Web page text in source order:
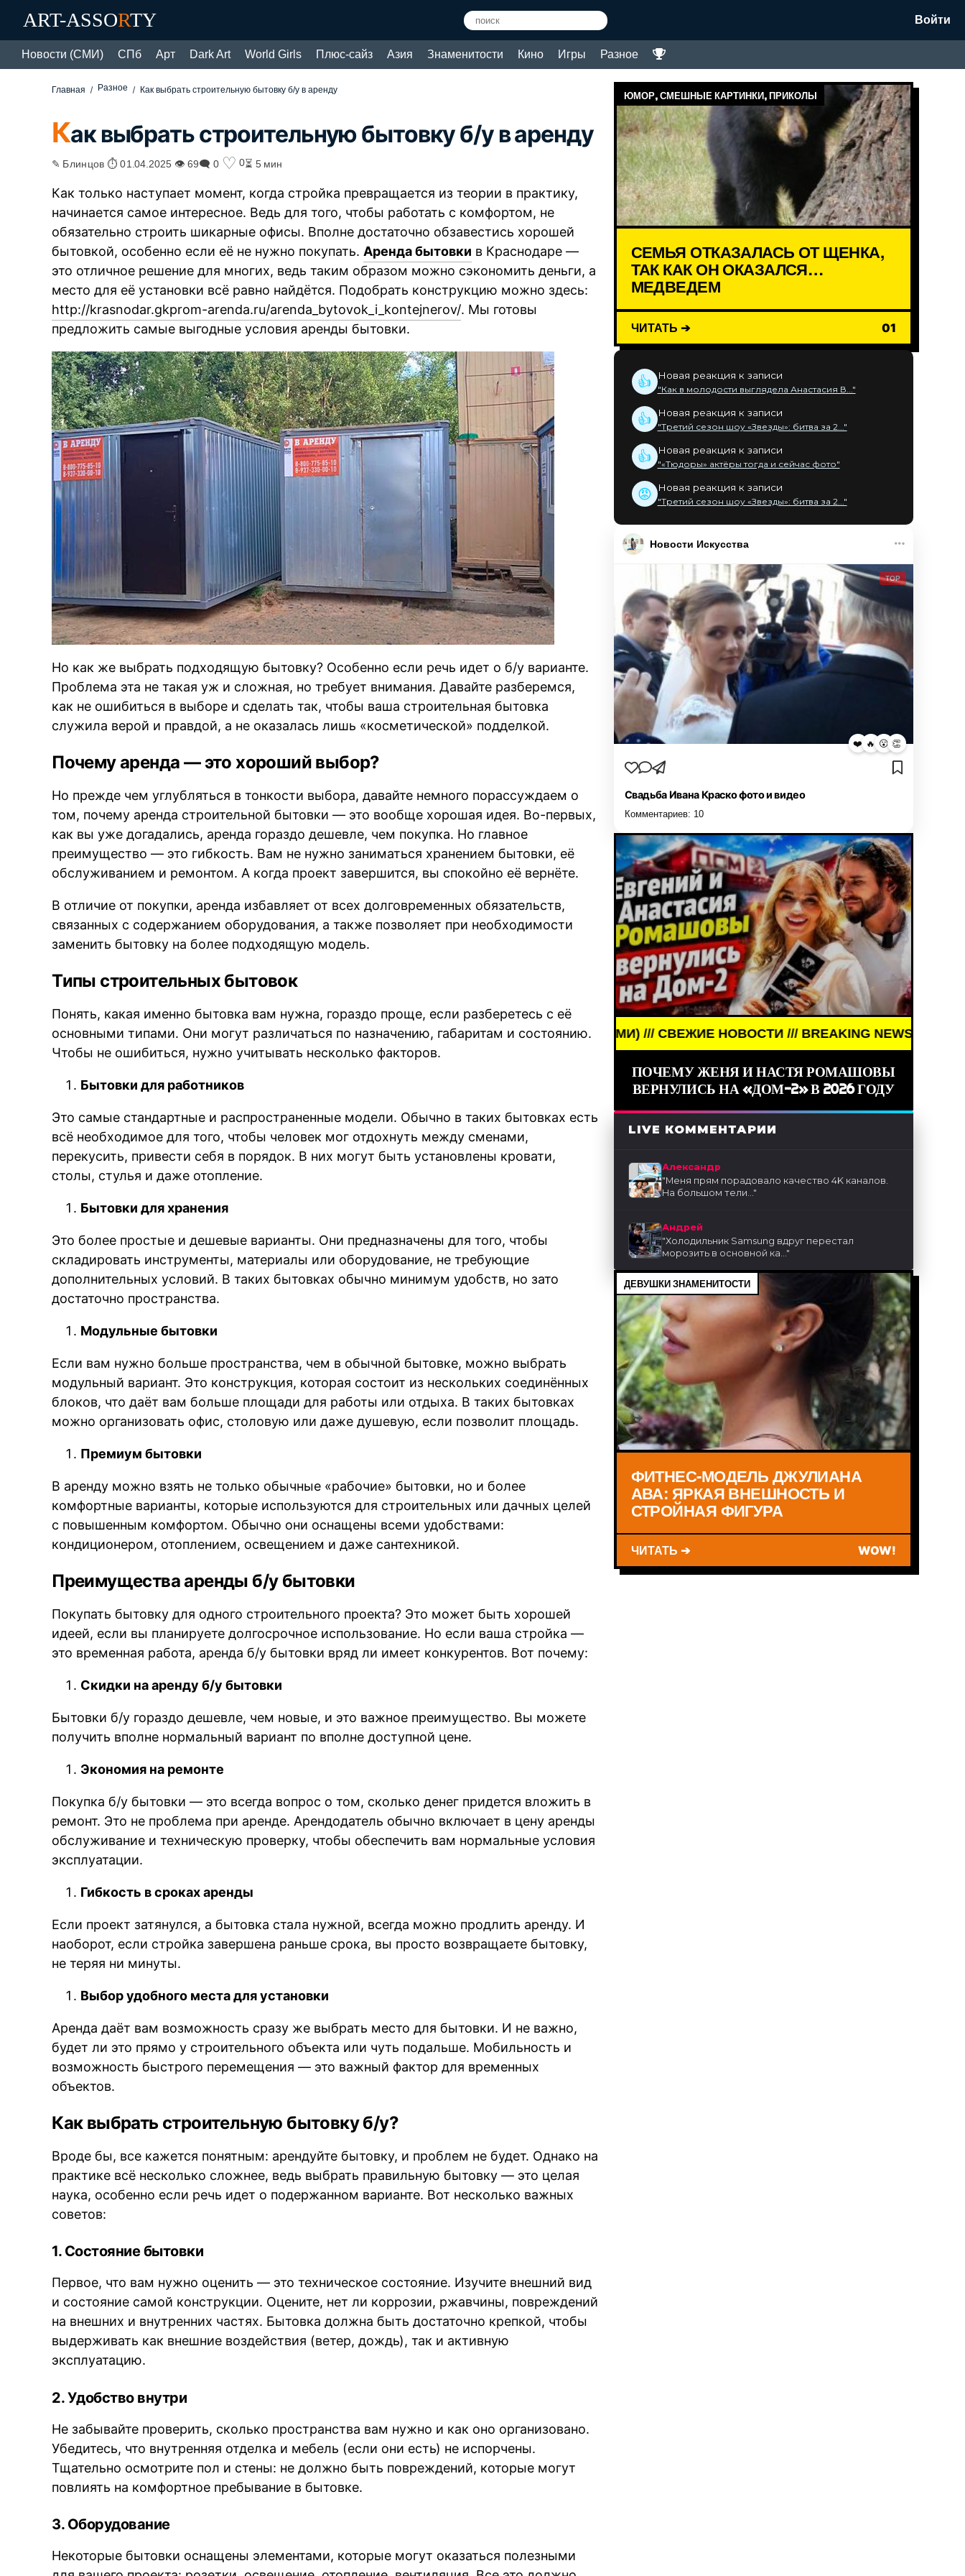
ART-ASSORTY Войти
Новости (СМИ) СПб Арт Dark Art World Girls Плюс-сайз Азия Знаменитости Кино Игры Разное
Главная Разное Как выбрать строительную бытовку б/у в аренду
Как выбрать строительную бытовку б/у в аренду
✎ Блинцов ⏱ 01.04.2025 👁 69🗨 0 ♡ 0⏳ 5 мин
Как только наступает момент, когда стройка превращается из теории в практику,
начинается самое интересное. Ведь для того, чтобы работать с комфортом, не
обязательно строить шикарные офисы. Вполне достаточно обзавестись хорошей
бытовкой, особенно если её не нужно покупать. Аренда бытовки в Краснодаре —
это отличное решение для многих, ведь таким образом можно сэкономить деньги, а
место для её установки всё равно найдётся. Подобрать конструкцию можно здесь:
http://krasnodar.gkprom-arenda.ru/arenda_bytovok_i_kontejnerov/. Мы готовы
предложить самые выгодные условия аренды бытовки.
Но как же выбрать подходящую бытовку? Особенно если речь идет о б/у варианте.
Проблема эта не такая уж и сложная, но требует внимания. Давайте разберемся,
как не ошибиться в выборе и сделать так, чтобы ваша строительная бытовка
служила верой и правдой, а не оказалась лишь «косметической» подделкой.
Почему аренда — это хороший выбор?
Но прежде чем углубляться в тонкости выбора, давайте немного порассуждаем о
том, почему аренда строительной бытовки — это вообще хорошая идея. Во-первых,
как вы уже догадались, аренда гораздо дешевле, чем покупка. Но главное
преимущество — это гибкость. Вам не нужно заниматься хранением бытовки, её
обслуживанием и ремонтом. А когда проект завершится, вы спокойно её вернёте.
В отличие от покупки, аренда избавляет от всех долговременных обязательств,
связанных с содержанием оборудования, а также позволяет при необходимости
заменить бытовку на более подходящую модель.
Типы строительных бытовок
Понять, какая именно бытовка вам нужна, гораздо проще, если разберетесь с её
основными типами. Они могут различаться по назначению, габаритам и состоянию.
Чтобы не ошибиться, нужно учитывать несколько факторов.
Бытовки для работников
Это самые стандартные и распространенные модели. Обычно в таких бытовках есть
всё необходимое для того, чтобы человек мог отдохнуть между сменами,
перекусить, привести себя в порядок. В них могут быть установлены кровати,
столы, стулья и даже отопление.
Бытовки для хранения
Это более простые и дешевые варианты. Они предназначены для того, чтобы
складировать инструменты, материалы или оборудование, не требующие
дополнительных условий. В таких бытовках обычно минимум удобств, но зато
достаточно пространства.
Модульные бытовки
Если вам нужно больше пространства, чем в обычной бытовке, можно выбрать
модульный вариант. Это конструкция, которая состоит из нескольких соединённых
блоков, что даёт вам больше площади для работы или отдыха. В таких бытовках
можно организовать офис, столовую или даже душевую, если позволит площадь.
Премиум бытовки
В аренду можно взять не только обычные «рабочие» бытовки, но и более
комфортные варианты, которые используются для строительных или дачных целей
с повышенным комфортом. Обычно они оснащены всеми удобствами:
кондиционером, отоплением, освещением и даже сантехникой.
Преимущества аренды б/у бытовки
Покупать бытовку для одного строительного проекта? Это может быть хорошей
идеей, если вы планируете долгосрочное использование. Но если ваша стройка —
это временная работа, аренда б/у бытовки вряд ли имеет конкурентов. Вот почему:
Скидки на аренду б/у бытовки
Бытовки б/у гораздо дешевле, чем новые, и это важное преимущество. Вы можете
получить вполне нормальный вариант по вполне доступной цене.
Экономия на ремонте
Покупка б/у бытовки — это всегда вопрос о том, сколько денег придется вложить в
ремонт. Это не проблема при аренде. Арендодатель обычно включает в цену аренды
обслуживание и техническую проверку, чтобы обеспечить вам нормальные условия
эксплуатации.
Гибкость в сроках аренды
Если проект затянулся, а бытовка стала нужной, всегда можно продлить аренду. И
наоборот, если стройка завершена раньше срока, вы просто возвращаете бытовку,
не теряя ни минуты.
Выбор удобного места для установки
Аренда даёт вам возможность сразу же выбрать место для бытовки. И не важно,
будет ли это прямо у строительного объекта или чуть подальше. Мобильность и
возможность быстрого перемещения — это важный фактор для временных
объектов.
Как выбрать строительную бытовку б/у?
Вроде бы, все кажется понятным: арендуйте бытовку, и проблем не будет. Однако на
практике всё несколько сложнее, ведь выбрать правильную бытовку — это целая
наука, особенно если речь идет о подержанном варианте. Вот несколько важных
советов:
1. Состояние бытовки
Первое, что вам нужно оценить — это техническое состояние. Изучите внешний вид
и состояние самой конструкции. Оцените, нет ли коррозии, ржавчины, повреждений
на внешних и внутренних частях. Бытовка должна быть достаточно крепкой, чтобы
выдерживать как внешние воздействия (ветер, дождь), так и активную
эксплуатацию.
2. Удобство внутри
Не забывайте проверить, сколько пространства вам нужно и как оно организовано.
Убедитесь, что внутренняя отделка и мебель (если они есть) не испорчены.
Тщательно осмотрите пол и стены: не должно быть повреждений, которые могут
повлиять на комфортное пребывание в бытовке.
3. Оборудование
Некоторые бытовки оснащены элементами, которые могут оказаться полезными
ЮМОР, СМЕШНЫЕ КАРТИНКИ, ПРИКОЛЫ
СЕМЬЯ ОТКАЗАЛАСЬ ОТ ЩЕНКА,
ТАК КАК ОН ОКАЗАЛСЯ…
МЕДВЕДЕМ
ЧИТАТЬ ➔ 01
👍 Новая реакция к записи
"Как в молодости выглядела Анастасия В..."
👍 Новая реакция к записи
"Третий сезон шоу «Звезды»: битва за 2..."
👍 Новая реакция к записи
"«Тюдоры» актёры тогда и сейчас фото"
😡 Новая реакция к записи
"Третий сезон шоу «Звезды»: битва за 2..."
Новости Искусства
TOP
❤️ 🔥 😮 👏
Свадьба Ивана Краско фото и видео
Комментариев: 10
BREAKING NEWS /// НОВОСТИ (СМИ) /// СВЕЖИЕ НОВОСТИ /// BREAKING NEWS /// НОВОСТИ (СМИ)
ПОЧЕМУ ЖЕНЯ И НАСТЯ РОМАШОВЫ
ВЕРНУЛИСЬ НА «ДОМ-2» В 2026 ГОДУ
LIVE КОММЕНТАРИИ
Александр
"Меня прям порадовало качество 4K каналов.
На большом тели..."
Андрей
"Холодильник Samsung вдруг перестал
морозить в основной ка..."
ДЕВУШКИ ЗНАМЕНИТОСТИ
ФИТНЕС-МОДЕЛЬ ДЖУЛИАНА
АВА: ЯРКАЯ ВНЕШНОСТЬ И
СТРОЙНАЯ ФИГУРА
ЧИТАТЬ ➔ WOW!